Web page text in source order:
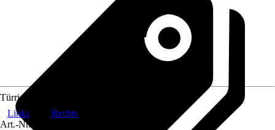
Türrichtung DIN
Links
Rechts
Art.-Nr.